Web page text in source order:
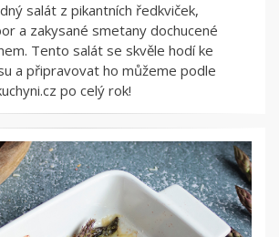
salát z pikantních ředkviček,
a zakysané smetany dochucené
Tento salát se skvěle hodí ke
a připravovat ho můžeme podle
po celý rok!